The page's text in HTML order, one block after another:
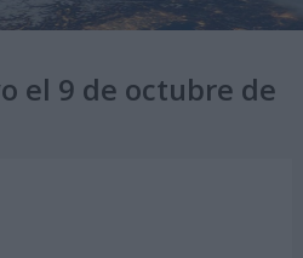
el 9 de octubre de